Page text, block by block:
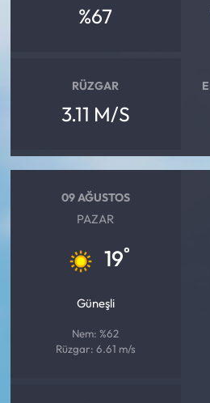
%67
RÜZGAR
3.11 M/S
09 AĞUSTOS
PAZAR
19°
Güneşli
Nem: %62
Rüzgar: 6.61 m/s